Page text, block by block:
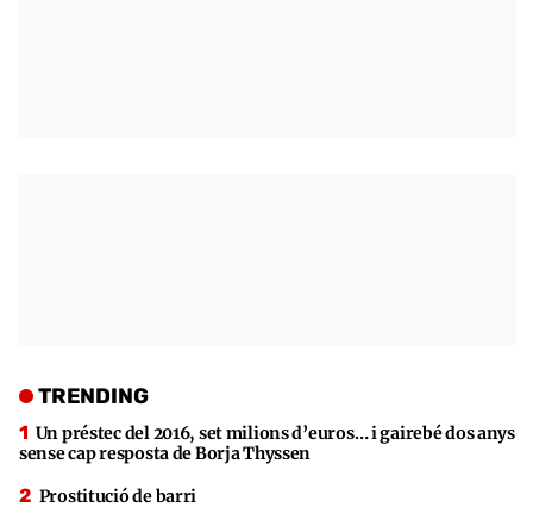
TRENDING
Un préstec del 2016, set milions d’euros… i gairebé dos anys
sense cap resposta de Borja Thyssen
Prostitució de barri